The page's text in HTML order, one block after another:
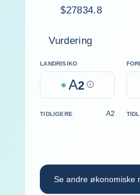
$27834.8
Vurdering
LANDRISIKO
A2 Help
TIDLIGERE A2
Se andre økonomiske